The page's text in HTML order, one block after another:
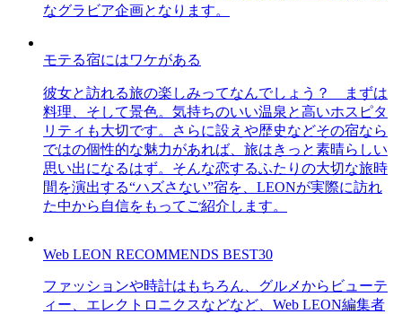
なグラビア企画となります。
モテる宿にはワケがある
彼女と訪れる旅の楽しみってなんでしょう？ まずは
料理、そして景色。気持ちのいい温泉と高いホスピタ
リティも大切です。さらに設えや歴史などその宿なら
ではの個性的な魅力があれば、旅はきっと素晴らしい
思い出になるはず。そんな恋するふたりの大切な旅時
間を演出する“ハズさない”宿を、LEONが実際に訪れ
た中から自信をもってご紹介します。
Web LEON RECOMMENDS BEST30
ファッションや時計はもちろん、グルメからビューテ
ィー、エレクトロニクスなどなど、Web LEON編集者